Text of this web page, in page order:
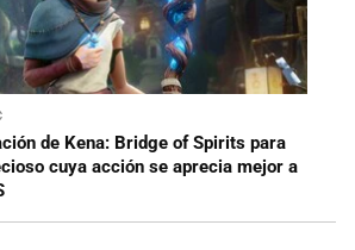
de Kena: Bridge of Spirits para
cuya acción se aprecia mejor a